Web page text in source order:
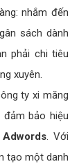
nhắm đến
sách dành
phải chi tiêu
xuyên.
ty xi măng
bảo hiệu
. Với
tạo một danh